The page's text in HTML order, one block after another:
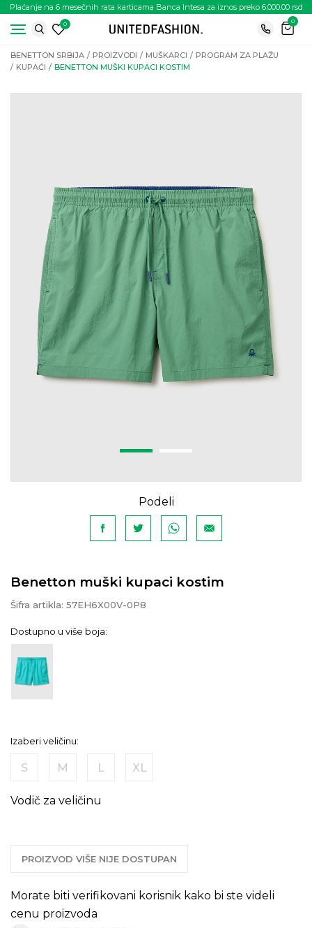
Plaćanje na 6 mesečnih rata karticama Banca Intesa za iznos preko 6.000.00 rsd
0
0
BENETTON SRBIJA PROIZVODI MUŠKARCI
PROGRAM ZA PLAŽU
KUPAĆI
BENETTON MUŠKI KUPACI KOSTIM
Podeli
Benetton muški kupaci kostim
Šifra artikla: 57EH6X00V-0P8
Dostupno u više boja:
Izaberi veličinu:
S M L XL
Vodič za veličinu
PROIZVOD VIŠE NIJE DOSTUPAN
Morate biti verifikovani korisnik kako bi ste videli
cenu proizvoda